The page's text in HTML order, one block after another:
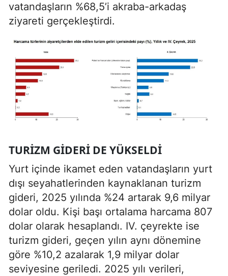
vatandaşların %68,5’i akraba-arkadaş
ziyareti gerçekleştirdi.
TURIZM GIDERI DE YÜKSELDI
Yurt içinde ikamet eden vatandaşların yurt
dışı seyahatlerinden kaynaklanan turizm
gideri, 2025 yılında %24 artarak 9,6 milyar
dolar oldu. Kişi başı ortalama harcama 807
dolar olarak hesaplandı. IV. çeyrekte ise
turizm gideri, geçen yılın aynı dönemine
göre %10,2 azalarak 1,9 milyar dolar
seviyesine geriledi. 2025 yılı verileri,